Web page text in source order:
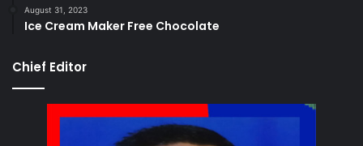
August 31, 2023
Ice Cream Maker Free Chocolate
Chief Editor